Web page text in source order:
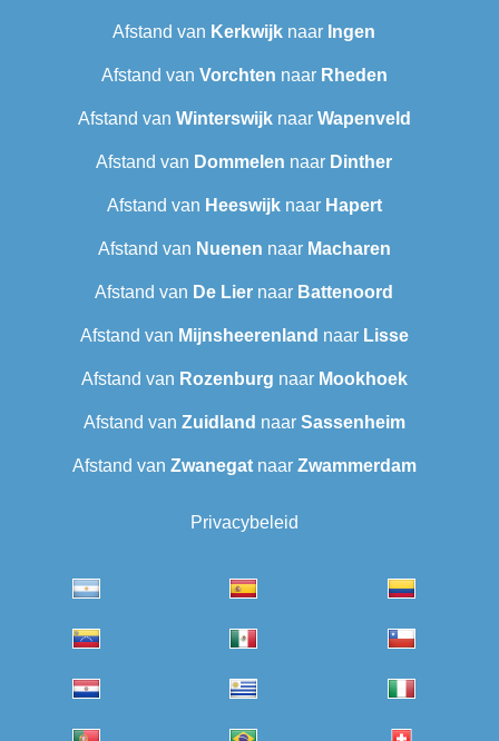
Afstand van Kerkwijk naar Ingen
Afstand van Vorchten naar Rheden
Afstand van Winterswijknaar Wapenveld
Afstand van Dommelen naar Dinther
Afstand van Heeswijknaar Hapert
Afstand van Nuenen naar Macharen
Afstand van De Lier naar Battenoord
Afstand van Mijnsheerenland naar Lisse
Afstand van Rozenburg naar Mookhoek
Afstand van Zuidland naar Sassenheim
Afstand van Zwanegatnaar Zwammerdam
Privacybeleid